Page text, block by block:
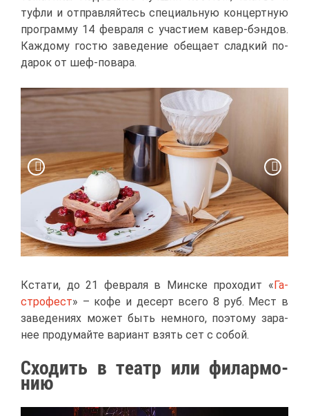
туфли и от­прав­ляй­тесь спе­ци­аль­ную кон­церт­ную
про­грам­му 14 фев­ра­ля с уча­сти­ем ка­вер-бэн­дов.
Каж­до­му го­стю за­ве­де­ние обе­ща­ет слад­кий по­
да­рок от шеф-по­ва­ра.
Кста­ти, до 21 фев­ра­ля в Мин­ске про­хо­дит «Га­
стро­фест» – ко­фе и де­серт все­го 8 руб. Мест в
за­ве­де­ни­ях мо­жет быть немно­го, по­это­му за­ра­
нее про­ду­май­те ва­ри­ант взять сет с со­бой.
Схо­дить в те­атр или фи­лар­мо­
нию